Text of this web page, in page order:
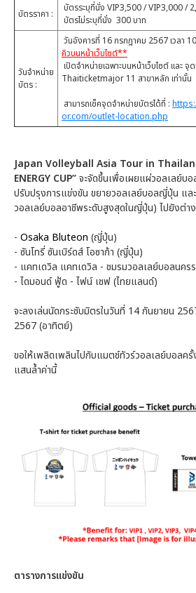
บัตรราคา :
บัตรระบุที่นั่ง VIP3,500 / VIP3,000 /
บัตรไม่ระบุที่นั่ง 300 บาท
วันจำหน่าย
บัตร :
วันอังคารที่ 16 กรกฎาคม 2567 เวลา
คิวบนหน้าเว็บไซต์**
เปิดจำหน่ายเฉพาะบนหน้าเว็บไซต์ และ
Thaiticketmajor 11 สาขาหลัก เท่านั้น
สามารถเช็คจุดจำหน่ายบัตรได้ที่ :
or.com/outlet-location.php
Japan Volleyball Asia Tour in
ENERGY CUP”จะจัดขึ้นเพื่อเผยแผ่วอลเลย์บอ
ปรับปรุงการแข่งขัน ขยายวอลเลย์บอลญี่ปุ่น แล
วอลเลย์บอลอาชีพระดับสูงสุดในญี่ปุ่น) ไปยังต่า
- Osaka Bluteon (ญี่ปุ่น)
- ซันโทรี่ ซันเบิร์ดส์ โอซาก้า (ญี่ปุ่น)
- แคทเดวิล แคทเดวิล - ชมรมวอลเลย์บอลนคร
- ไดมอนด์ ฟู้ด - ไฟน์ เชฟ (ไทยแลนด์)
จะลงเล่นนัดกระชับมิตรในวันที่ 14 กันยายน
2567 (อาทิตย์)
ขอให้เพลิดเพลินไปกับแมตช์ทัวร์วอลเลย์บอลค
แสนล้ำค่านี้
ตารางการแข่งขัน